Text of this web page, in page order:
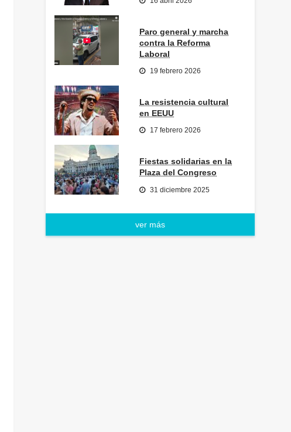
Paro general y marcha
contra la Reforma
Laboral
19 febrero 2026
La resistencia cultural
en EEUU
17 febrero 2026
Fiestas solidarias en la
Plaza del Congreso
31 diciembre 2025
ver más